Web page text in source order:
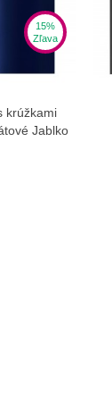
15%
Zľava
viac
krúžkami
Jablko